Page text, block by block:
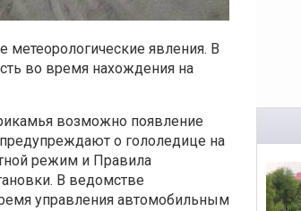
метеорологические явления. В
во время нахождения на
возможно появление
о гололедице на
режим и Правила
В ведомстве
управления автомобильным